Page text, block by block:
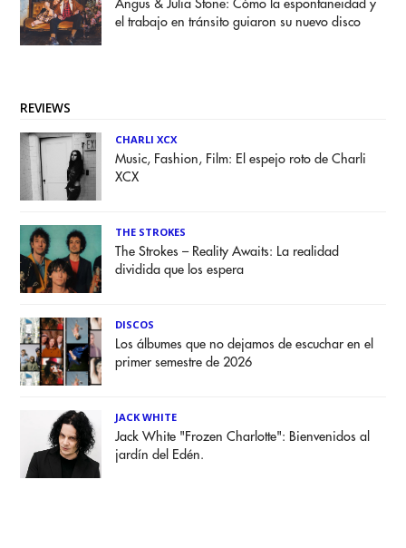
Angus & Julia Stone: Cómo la espontaneidad y
el trabajo en tránsito guiaron su nuevo disco
REVIEWS
CHARLI XCX
Music, Fashion, Film: El espejo roto de Charli
XCX
THE STROKES
The Strokes – Reality Awaits: La realidad
dividida que los espera
DISCOS
Los álbumes que no dejamos de escuchar en el
primer semestre de 2026
JACK WHITE
Jack White "Frozen Charlotte": Bienvenidos al
jardín del Edén.